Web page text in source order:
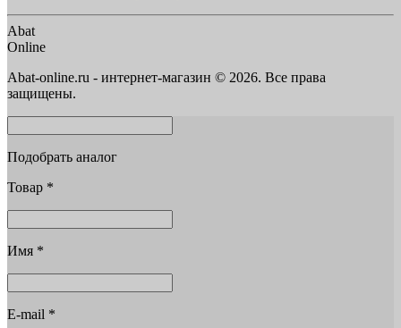
Abat
Online
Abat-online.ru - интернет-магазин © 2026. Все права
защищены.
Подобрать аналог
Товар *
Имя *
E-mail *